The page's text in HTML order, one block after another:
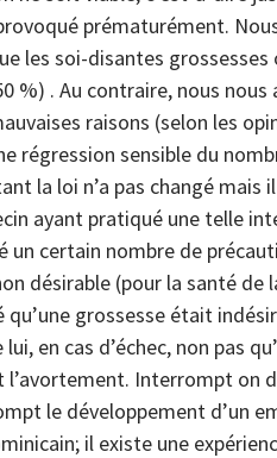
prématurément.
les soi-disantes
%) . Au contraire, nous
raisons (selon les
régression sensible du
la loi n’a pas changé mais
ayant pratiqué une telle
un certain nombre de
désirable (pour la santé
grossesse était
en cas d’échec, non pas
Interrompt on
le développement d’un
il existe une